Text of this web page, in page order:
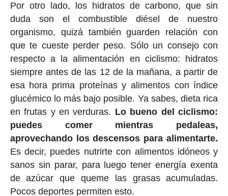
Por otro lado, los hidratos de carbono, que sin
duda son el combustible diésel de nuestro
organismo, quizá también guarden relación con
que te cueste perder peso. Sólo un consejo con
respecto a la alimentación en ciclismo: hidratos
siempre antes de las 12 de la mañana, a partir de
esa hora prima proteínas y alimentos con índice
glucémico lo más bajo posible. Ya sabes, dieta rica
en frutas y en verduras. Lo bueno del ciclismo:
puedes comer mientras pedaleas,
aprovechando los descensos para alimentarte.
Es decir, puedes nutrirte con alimentos idóneos y
sanos sin parar, para luego tener energía exenta
de azúcar que queme las grasas acumuladas.
Pocos deportes permiten esto.